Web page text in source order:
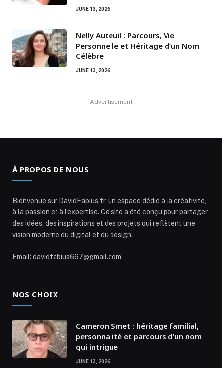
JUNE 13, 2026
Nelly Auteuil : Parcours, Vie
Personnelle et Héritage d’un Nom
Célèbre
JUNE 13, 2026
Advertisement
À PROPOS DE NOUS
Bienvenue sur DavidFabius.fr, un espace dédié à la créativité,
à la passion et à l’expertise. Ce site a été conçu pour partager
des idées, des inspirations et des projets qui reflètent une
vision moderne du digital et du design.
Email: davidfabius667@gmail.com
NOS CHOIX
Cameron Smet : héritage familial,
personnalité et parcours d’un nom
qui intrigue
JUNE 13, 2026